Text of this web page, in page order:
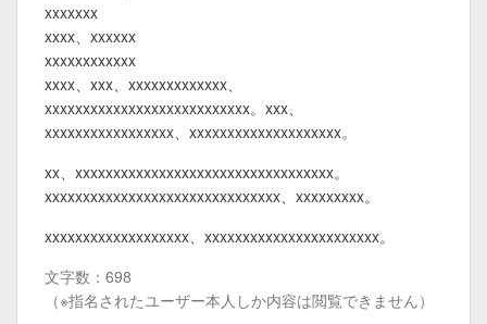
xxxxxxx
xxxx、xxxxxx
xxxxxxxxxxxx
xxxx、xxx、xxxxxxxxxxxxx、
xxxxxxxxxxxxxxxxxxxxxxxxxxx。xxx、
xxxxxxxxxxxxxxxxx、xxxxxxxxxxxxxxxxxxxx。
xx、xxxxxxxxxxxxxxxxxxxxxxxxxxxxxxxxxx。
xxxxxxxxxxxxxxxxxxxxxxxxxxxxxxx、xxxxxxxxx。
xxxxxxxxxxxxxxxxxxx、xxxxxxxxxxxxxxxxxxxxxxx。
文字数：698
（※指名されたユーザー本人しか内容は閲覧できません）